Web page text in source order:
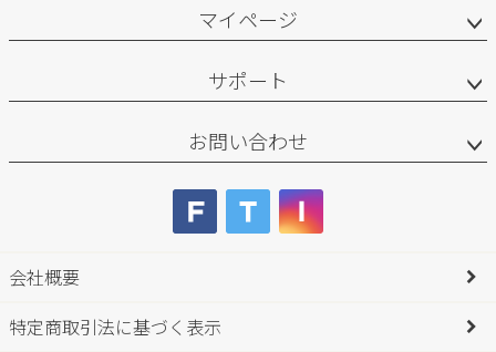
マイページ
サポート
お問い合わせ
会社概要
特定商取引法に基づく表示